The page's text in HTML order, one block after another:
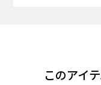
●肌ざわりやわ
このアイ